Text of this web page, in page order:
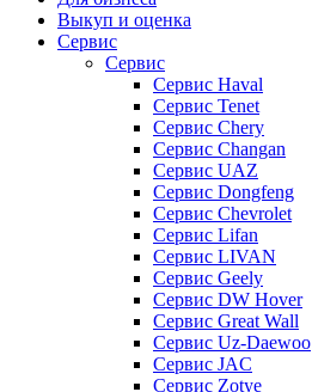
Выкуп и оценка
Сервис
Сервис
Сервис Haval
Сервис Tenet
Сервис Chery
Сервис Changan
Сервис UAZ
Сервис Dongfeng
Сервис Chevrolet
Сервис Lifan
Сервис LIVAN
Сервис Geely
Сервис DW Hover
Сервис Great Wall
Сервис Uz-Daewoo
Сервис JAC
Сервис Zotye